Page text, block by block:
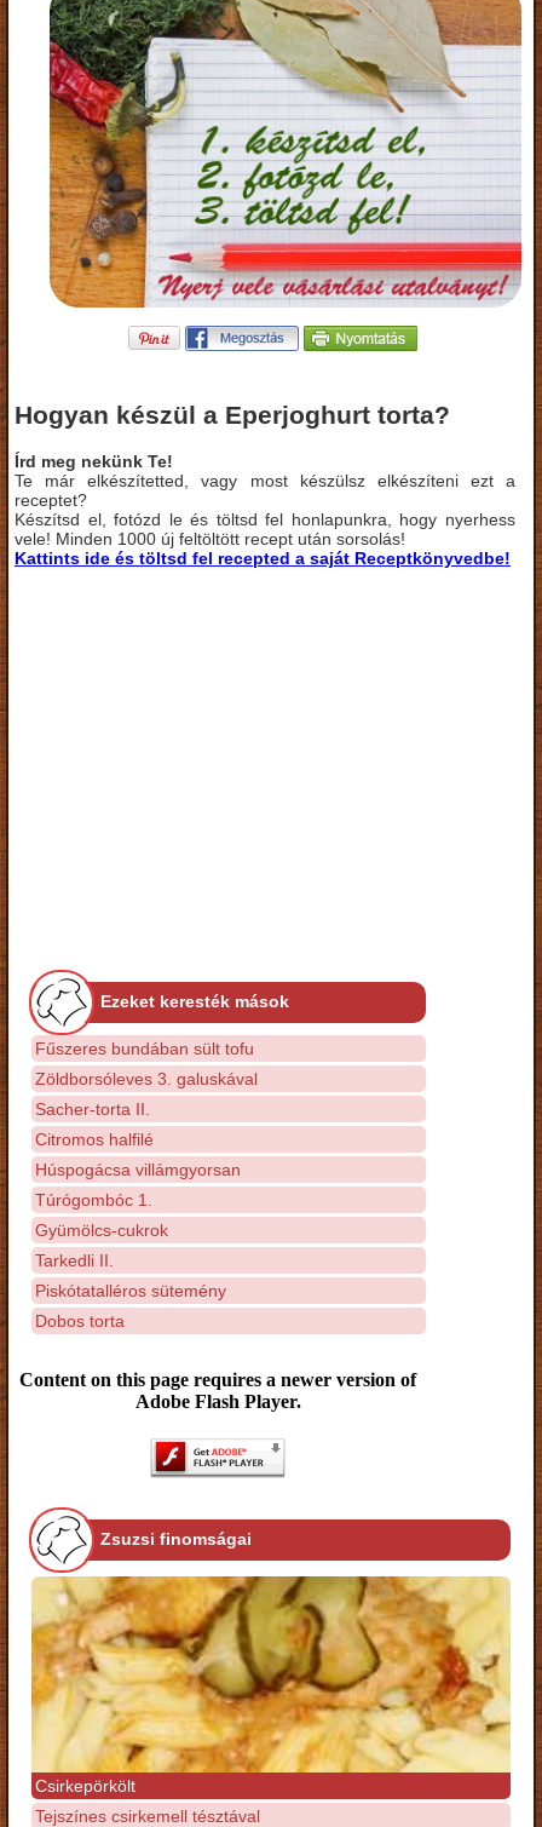
Hogyan készül a Eperjoghurt torta?
Írd meg nekünk Te!
Te már elkészítetted, vagy most készülsz elkészíteni ezt a
receptet?
Készítsd el, fotózd le és töltsd fel honlapunkra, hogy nyerhess
vele! Minden 1000 új feltöltött recept után sorsolás!
Kattints ide és töltsd fel recepted a saját Receptkönyvedbe!
Ezeket keresték mások
Fűszeres bundában sült tofu
Zöldborsóleves 3. galuskával
Sacher-torta II.
Citromos halfilé
Húspogácsa villámgyorsan
Túrógombóc 1.
Gyümölcs-cukrok
Tarkedli II.
Piskótatalléros sütemény
Dobos torta
Content on this page requires a newer version of
Adobe Flash Player.
Zsuzsi finomságai
Csirkepörkölt
Tejszínes csirkemell tésztával